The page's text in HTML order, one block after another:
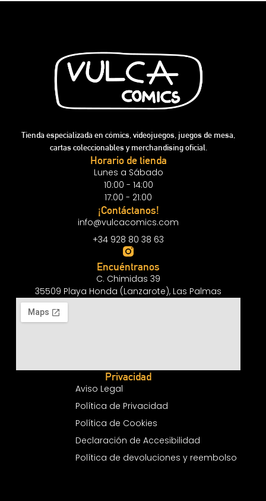
Tienda especializada en cómics, videojuegos, juegos de mesa,
cartas coleccionables y merchandising oficial.
Horario de tienda
Lunes a Sábado
10:00 - 14:00
17:00 - 21:00
¡Contáctanos!
info@vulcacomics.com
+34 928 80 38 63
Encuéntranos
C. Chimidas 39
35509 Playa Honda (Lanzarote), Las Palmas
Privacidad
Aviso Legal
Política de Privacidad
Política de Cookies
Declaración de Accesibilidad
Política de devoluciones y reembolso